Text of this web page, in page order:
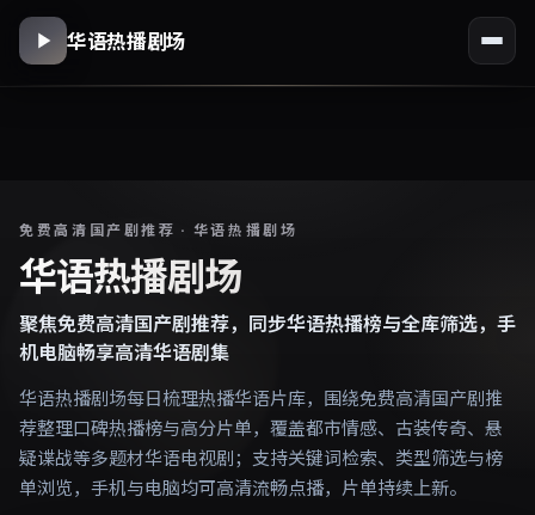
华语热播剧场
免费高清国产剧推荐 · 华语热播剧场
华语热播剧场
聚焦免费高清国产剧推荐，同步华语热播榜与全库筛选，手
机电脑畅享高清华语剧集
华语热播剧场每日梳理热播华语片库，围绕免费高清国产剧推
荐整理口碑热播榜与高分片单，覆盖都市情感、古装传奇、悬
疑谍战等多题材华语电视剧；支持关键词检索、类型筛选与榜
单浏览，手机与电脑均可高清流畅点播，片单持续上新。